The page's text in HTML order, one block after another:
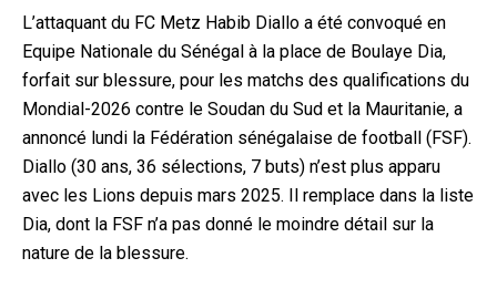
L’attaquant du FC Metz Habib Diallo a été convoqué en
Equipe Nationale du Sénégal à la place de Boulaye Dia,
forfait sur blessure, pour les matchs des qualifications du
Mondial-2026 contre le Soudan du Sud et la Mauritanie, a
annoncé lundi la Fédération sénégalaise de football (FSF).
Diallo (30 ans, 36 sélections, 7 buts) n’est plus apparu
avec les Lions depuis mars 2025. Il remplace dans la liste
Dia, dont la FSF n’a pas donné le moindre détail sur la
nature de la blessure.